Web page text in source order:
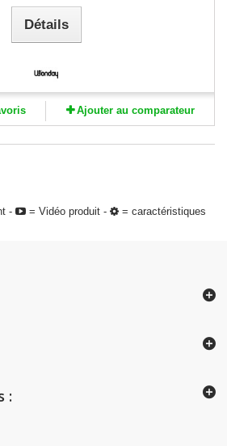
Détails
Ajouter au comparateur
- = Vidéo produit -
= caractéristiques
: